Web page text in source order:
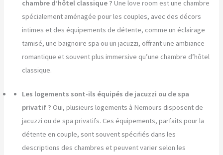
chambre d’hôtel classique ? Une love room est une chambre
spécialement aménagée pour les couples, avec des décors
intimes et des équipements de détente, comme un éclairage
tamisé, une baignoire spa ou un jacuzzi, offrant une ambiance
romantique et souvent plus immersive qu’une chambre d’hôtel
classique.
Les logements sont-ils équipés de jacuzzi ou de spa
privatif ? Oui, plusieurs logements à Nemours disposent de
jacuzzi ou de spa privatifs. Ces équipements, parfaits pour la
détente en couple, sont souvent spécifiés dans les
descriptions des chambres et peuvent varier selon les